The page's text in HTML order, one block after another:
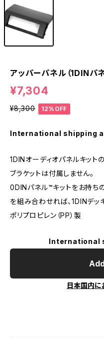
アッパーパネル（1DINパネ
¥7,304
¥8,300 12%OFF
International shipping
1DINオーディオパネルキット
ブラケットは付属しません。
0DINパネル™︎キットをお持ちの
を組み合わせれば、1DINデッ
ポリプロピレン（PP）製
International
日本国内に